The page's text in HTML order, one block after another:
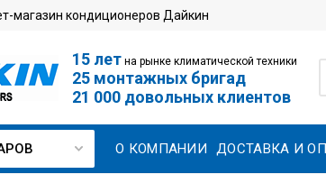
магазин кондиционеров Дайкин
15 лет на рынке климатической техники
25 монтажных бригад
21 000 довольных клиентов
О КОМПАНИИ ДОСТАВКА И